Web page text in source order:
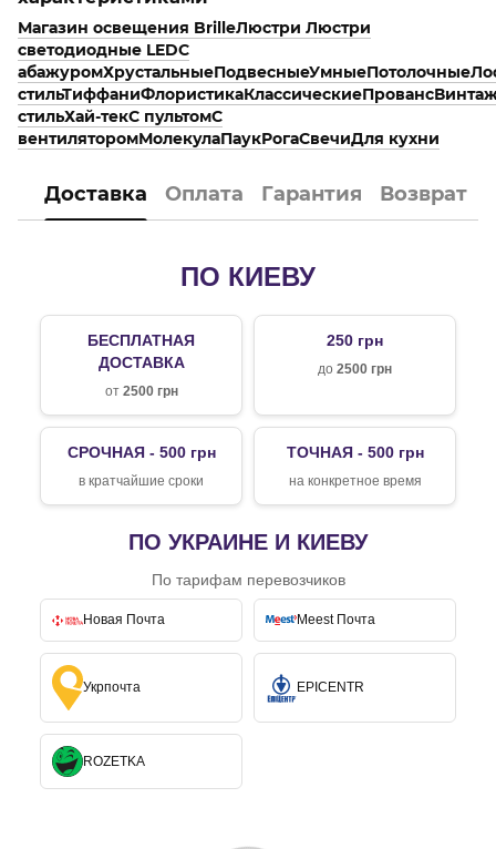
Магазин освещения BrilleЛюстри Люстри
светодиодные LEDС
абажуромХрустальныеПодвесныеУмныеПотолочные
стильТиффаниФлористикаКлассическиеПрованс
стильХай-текС пультомС
вентиляторомМолекулаПаукРогаСвечиДля кухни
Доставка Оплата Гарантия Возврат
ПО КИЕВУ
БЕСПЛАТНАЯ
ДОСТАВКА
от 2500 грн
250 грн
до 2500 грн
СРОЧНАЯ - 500 грн
в кратчайшие сроки
ТОЧНАЯ - 500 грн
на конкретное время
ПО УКРАИНЕ И КИЕВУ
По тарифам перевозчиков
Новая Почта Meest Почта
Укрпочта EPICENTR
ROZETKA